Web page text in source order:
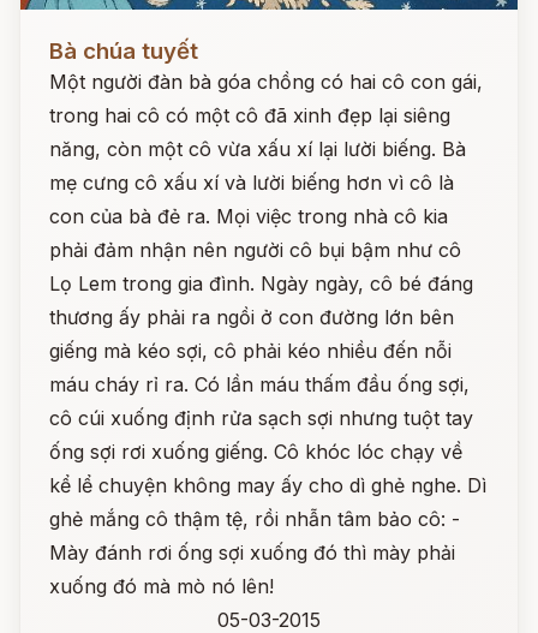
Bà chúa tuyết
Một người đàn bà góa chồng có hai cô con gái,
trong hai cô có một cô đã xinh đẹp lại siêng
năng, còn một cô vừa xấu xí lại lười biếng. Bà
mẹ cưng cô xấu xí và lười biếng hơn vì cô là
con của bà đẻ ra. Mọi việc trong nhà cô kia
phải đảm nhận nên người cô bụi bậm như cô
Lọ Lem trong gia đình. Ngày ngày, cô bé đáng
thương ấy phải ra ngồi ở con đường lớn bên
giếng mà kéo sợi, cô phải kéo nhiều đến nỗi
máu cháy rỉ ra. Có lần máu thấm đầu ống sợi,
cô cúi xuống định rửa sạch sợi nhưng tuột tay
ống sợi rơi xuống giếng. Cô khóc lóc chạy về
kể lể chuyện không may ấy cho dì ghẻ nghe. Dì
ghẻ mắng cô thậm tệ, rồi nhẫn tâm bảo cô: -
Mày đánh rơi ống sợi xuống đó thì mày phải
xuống đó mà mò nó lên!
05-03-2015